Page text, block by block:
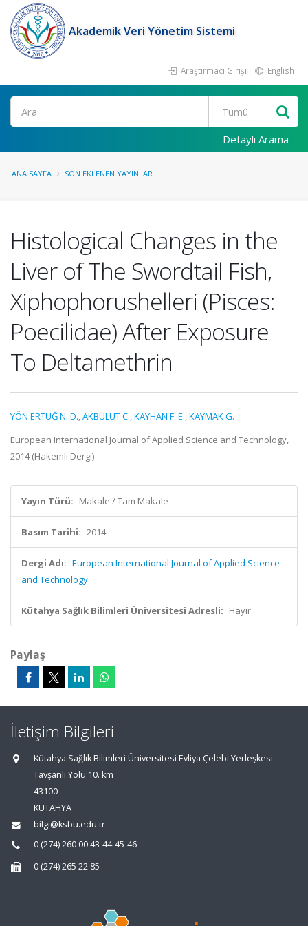
Akademik Veri Yönetim Sistemi
Araştırmacı Girişi English
Ara
Detaylı Arama
ANA SAYFA SON EKLENEN YAYINLAR
Histological Changes in the
Liver of The Swordtail Fish,
Xiphophorushelleri (Pisces:
Poecilidae) After Exposure
To Deltamethrin
YÖN ERTUĞ N. D.,AKBULUT C.,KAYHAN F. E.,KAYMAK G.
European International Journal of Applied Science and Technology,
2014 (Hakemli Dergi)
Yayın Türü: Makale / Tam Makale
Basım Tarihi: 2014
Dergi Adı: European International Journal of Applied Science
and Technology
Kütahya Sağlık Bilimleri Üniversitesi Adresli: Hayır
Paylaş
İletişim Bilgileri
Kütahya Sağlık Bilimleri Üniversitesi Evliya Çelebi Yerleşkesi
Tavşanlı Yolu 10. km
43100
KÜTAHYA
bilgi@ksbu.edu.tr
0 (274) 260 00 43-44-45-46
0 (274) 265 22 85